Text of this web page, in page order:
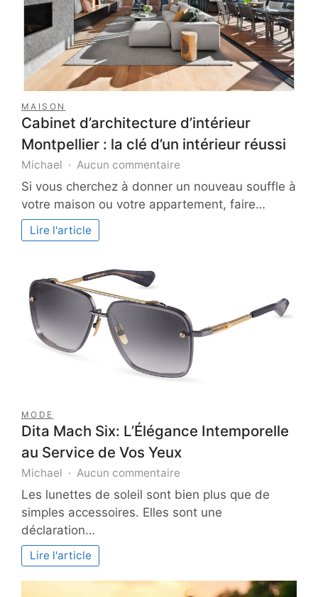
MAISON
Cabinet d’architecture d’intérieur
Montpellier : la clé d’un intérieur réussi
Michael Aucun commentaire
d’architecture
d’intérieur
réussi
Si vous cherchez à donner un nouveau souffle à
votre maison ou votre appartement, faire…
Lire l'article
MODE
Dita Mach Six: L’Élégance Intemporelle
au Service de Vos Yeux
Michael Aucun commentaire
Dita
Mach
Six:
Service
Les lunettes de soleil sont bien plus que de
simples accessoires. Elles sont une
déclaration…
Lire l'article